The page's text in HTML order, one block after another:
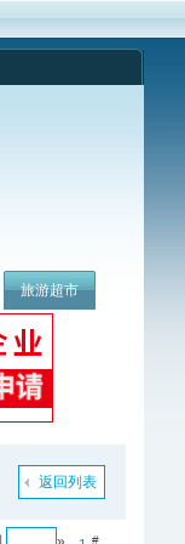
旅游超市
返回列表
#